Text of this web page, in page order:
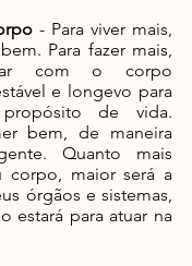
- Para viver mais,
Para fazer mais,
com o corpo
e longevo para
de vida.
bem, de maneira
Quanto mais
corpo, maior será a
órgãos e sistemas,
estará para atuar na